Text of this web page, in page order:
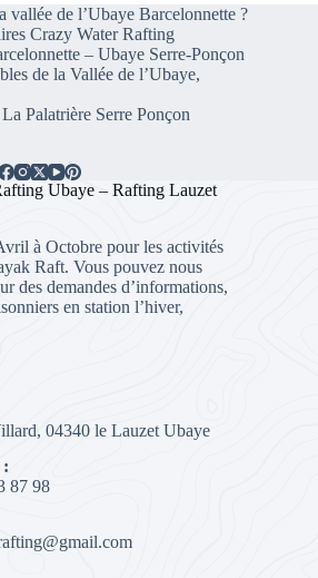
vallée de l’Ubaye Barcelonnette ?
Crazy Water Rafting
– Ubaye Serre-Ponçon
de la Vallée de l’Ubaye,
Palatrière Serre Ponçon
Ubaye – Rafting Lauzet
à Octobre pour les activités
Raft. Vous pouvez nous
des demandes d’informations,
en station l’hiver,
04340 le Lauzet Ubaye
:
87 98